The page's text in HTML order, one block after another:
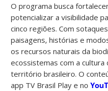
O programa busca
potencializar a visibilidade
cinco regiões. Com
paisagens, histórias e
os recursos naturais da
ecossistemas com a
território brasileiro. O
app TV Brasil Play e no